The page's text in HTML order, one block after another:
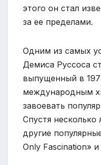
этого он стал
за ее пределами.
Одним из самых
Демиса Руссоса
выпущенный в
международным
завоевать
Спустя несколько
другие
Only Fascination»